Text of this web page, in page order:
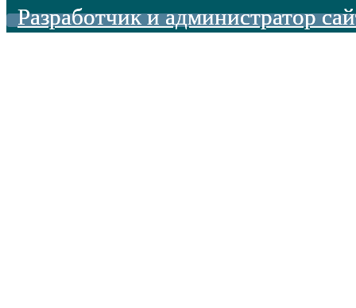
Разработчик и администратор